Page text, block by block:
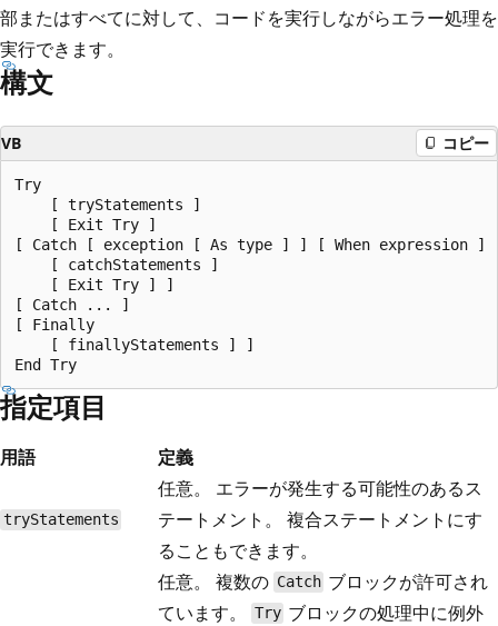
部またはすべてに対して、コードを実行しながらエラー処理を
実行できます。
構文
VB コピー
Try
    [ tryStatements ]
    [ Exit Try ]
[ Catch [ exception [ As type ] ] [ When expression ]
    [ catchStatements ]
    [ Exit Try ] ]
[ Catch ... ]
[ Finally
    [ finallyStatements ] ]
指定項目
用語 定義
tryStatements
任意。 エラーが発生する可能性のあるス
テートメント。 複合ステートメントにす
ることもできます。
任意。 複数の Catch ブロックが許可され
ています。
Try ブロックの処理中に例外